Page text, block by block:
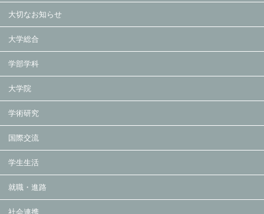
大切なお知らせ
大学総合
学部学科
大学院
学術研究
国際交流
学生生活
就職・進路
社会連携